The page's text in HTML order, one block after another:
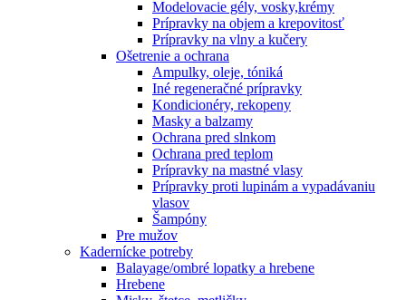
Modelovacie gély, vosky,krémy
Prípravky na objem a krepovitosť
Prípravky na vlny a kučery
Ošetrenie a ochrana
Ampulky, oleje, tóniká
Iné regeneračné prípravky
Kondicionéry, rekopeny
Masky a balzamy
Ochrana pred slnkom
Ochrana pred teplom
Prípravky na mastné vlasy
Prípravky proti lupinám a vypadávaniu
vlasov
Šampóny
Pre mužov
Kadernícke potreby
Balayage/ombré lopatky a hrebene
Hrebene